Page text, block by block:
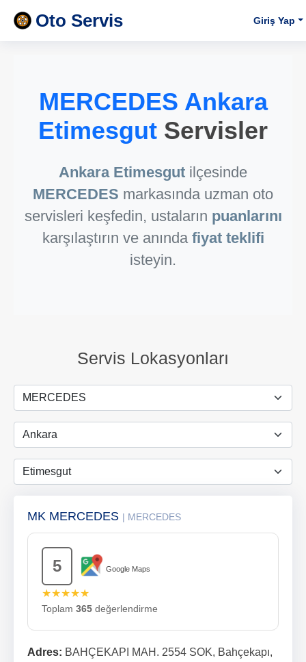
Oto Servis Giriş Yap
MERCEDES Ankara
Etimesgut Servisler
Ankara Etimesgut ilçesinde
MERCEDES markasında uzman oto
servisleri keşfedin, ustaların puanlarını
karşılaştırın ve anında fiyat teklifi
isteyin.
Servis Lokasyonları
MK MERCEDES | MERCEDES
5 Google Maps
★★★★★
Toplam 365 değerlendirme
Adres: BAHÇEKAPI MAH. 2554 SOK, Bahçekapı,